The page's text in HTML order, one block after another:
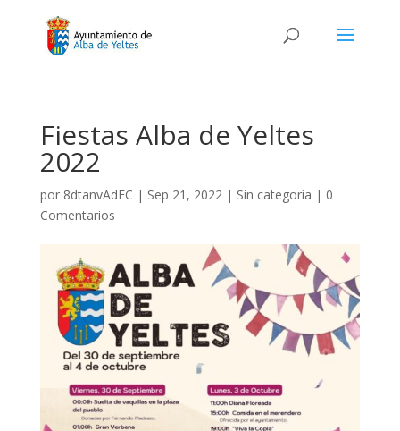
Fiestas Alba de Yeltes
2022
por 8dtanvAdFC | Sep 21, 2022| Sin categoría | 0
Comentarios